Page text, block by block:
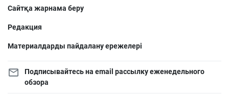
Сайтқа жарнама беру
Редакция
Материалдарды пайдалану ережелері
Подписывайтесь на email рассылку еженедельного
обзора